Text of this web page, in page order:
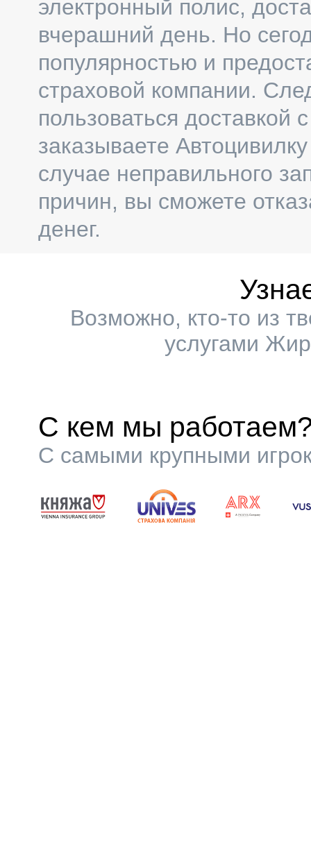
электронный полис,
вчерашний день. Но
популярностью и
страховой компании.
пользоваться доставкой
заказываете
случае неправильного
причин, вы сможете
денег.
Возможно, кто-то из
услугами
С кем мы
С самыми крупными